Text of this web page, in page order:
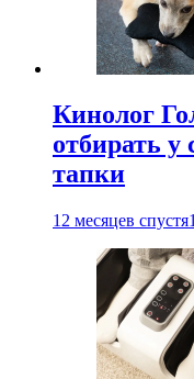
Кинолог
отбирать у
тапки
12 месяцев спустя